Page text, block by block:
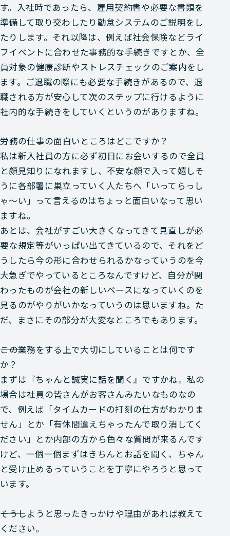
す。入社時であったら、雇用契約書や必要な書類を
準備して取り交わしたり勤怠システムのご説明をし
たりします。それ以降は、例えば社会保険などライ
フイベントに合わせた事務的な手続きですとか、全
員対象の健康診断やストレスチェックのご案内をし
ます。ご退職の際にも必要な手続きがあるので、退
職される方が安心して次のステップに行けるように
社内的な手続きをしていくというのがありますね。
―――労務の仕事の面白いところはどこですか？
私は新入社員の方に必ず初日にお会いするので全員
と顔見知りになれますし、不安な顔で入って嬉しそ
うに各部署に巣立っていく人たちへ「いってらっし
ゃ～い」って言えるのはちょっと面白いなって思い
ますね。
あとは、会社がすごい大きくなってきて見直しが必
要な規定等がいっぱい出てきているので、それをど
うしたら今の形に合わせられるかなっていうのを今
大急ぎでやっているところなんですけど、自分が関
わったものが会社の新しいベースになっていくのを
見るのがやりがいかなっていうのは思いますね。た
だ、まさにその部分が大変なところでもあります。
―――この業務をする上で大切にしていることは何です
か？
まずは『ちゃんと誠実に話を聞く』ですかね。私の
場合は社員の皆さんがお客さんみたいなものなの
で、例えば「タイムカードの打刻の仕方がわかりま
せん」とか「有休間違えちゃったんで取り消してく
ださい」とか内部の方から色々な質問が来るんです
けど、一個一個まずはきちんとお話を聞く、ちゃん
と受け止めるっていうことを丁寧にやろうと思って
います。
―――そうしようと思ったきっかけや理由があれば教えて
ください。